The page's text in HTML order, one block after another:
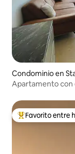
Condominio en
Apartamento con
De los mejores
Favorito entre